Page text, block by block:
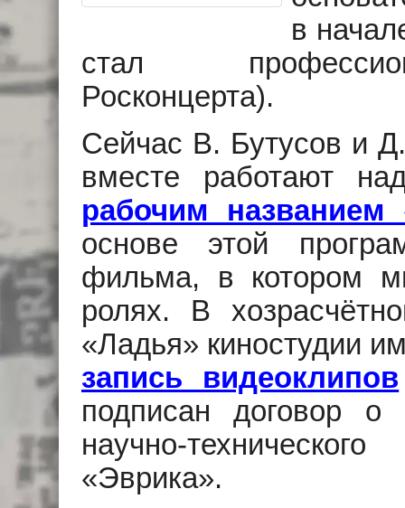
в
стал
Росконцерта).
Сейчас В. Бутусов и
вместе работают
рабочим
основе этой
фильма, в котором
ролях. В
«Ладья» киностудии
запись видеоклипов
подписан договор о
научно-
«Эврика».